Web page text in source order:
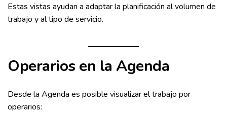
Estas vistas ayudan a adaptar la planificación al volumen de
trabajo y al tipo de servicio.
Operarios en la Agenda
Desde la Agenda es posible visualizar el trabajo por
operarios: